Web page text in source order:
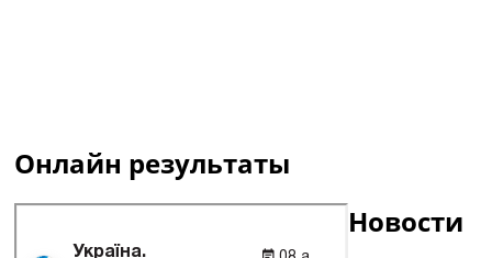
Онлайн результаты
Новости